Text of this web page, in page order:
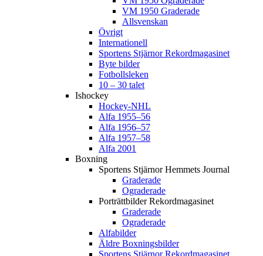
VM 1950 Graderade
Allsvenskan
Övrigt
Internationell
Sportens Stjärnor Rekordmagasinet
Byte bilder
Fotbollsleken
10 – 30 talet
Ishockey
Hockey-NHL
Alfa 1955–56
Alfa 1956–57
Alfa 1957–58
Alfa 2001
Boxning
Sportens Stjärnor Hemmets Journal
Graderade
Ograderade
Porträttbilder Rekordmagasinet
Graderade
Ograderade
Alfabilder
Äldre Boxningsbilder
Sportens Stjärnor Rekordmagasinet